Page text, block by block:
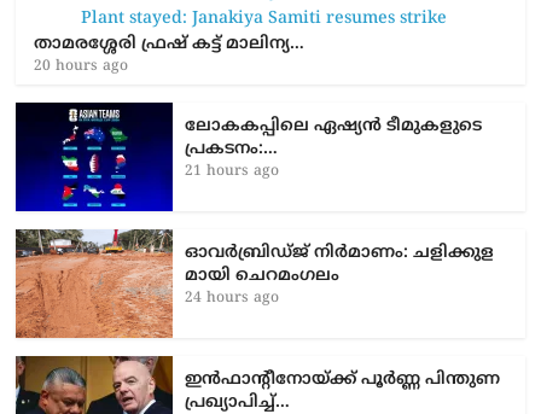
താമരശ്ശേരി ഫ്രഷ് കട്ട് മാലിന്യ…
20 hours ago
ലോകകപ്പിലെ ഏഷ്യന്‍ ടീമുകളുടെ
പ്രകടനം:…
21 hours ago
ഓവർബ്രിഡ്ജ് നിർമാണം: ച​ളി​ക്കു​ള​
മാ​യി ചെ​റ​മം​ഗ​ലം
24 hours ago
ഇൻഫാന്റീനോയ്ക്ക് പൂർണ്ണ പിന്തുണ
പ്രഖ്യാപിച്ച്…